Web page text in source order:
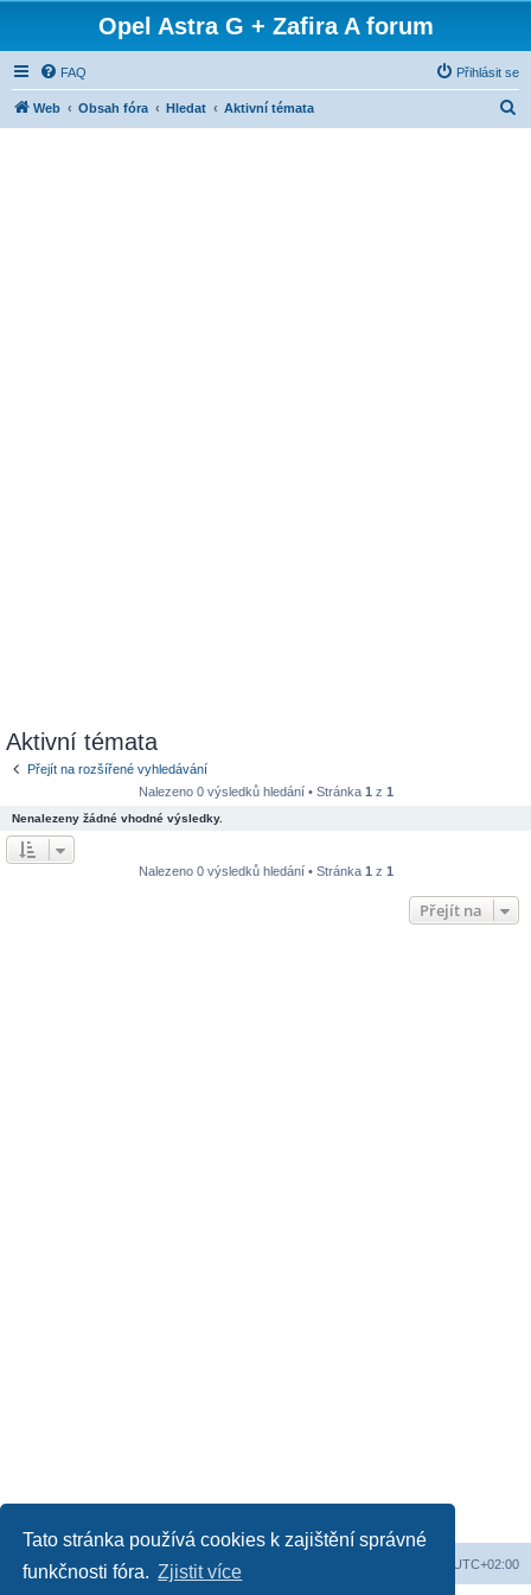
Tato stránka používá cookies k zajištění správné
funkčnosti fóra. Zjistit více
Opel Astra G + Zafira A forum
FAQ Přihlásit se
Web Obsah fóra Hledat Aktivní témata
Aktivní témata
Přejít na rozšířené vyhledávání
Nalezeno 0 výsledků hledání • Stránka 1 z 1
Nenalezeny žádné vhodné výsledky.
Nalezeno 0 výsledků hledání • Stránka 1 z 1
Přejít na
Web Obsah fóra UTC+02:00